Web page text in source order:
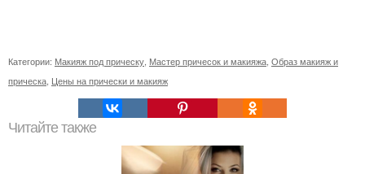
Категории: Макияж под прическу Мастер причесок и макияжа Образ макияж и
прическа Цены на прически и макияж
Читайте также